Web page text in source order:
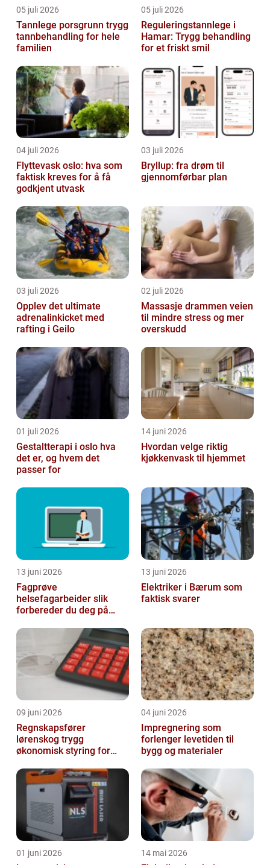
05 juli 2026
Tannlege porsgrunn trygg
tannbehandling for hele
familien
05 juli 2026
Reguleringstannlege i
Hamar: Trygg behandling
for et friskt smil
04 juli 2026
Flyttevask oslo: hva som
faktisk kreves for å få
godkjent utvask
03 juli 2026
Bryllup: fra drøm til
gjennomførbar plan
03 juli 2026
Opplev det ultimate
adrenalinkicket med
rafting i Geilo
02 juli 2026
Massasje drammen veien
til mindre stress og mer
overskudd
01 juli 2026
Gestaltterapi i oslo hva
det er, og hvem det
passer for
14 juni 2026
Hvordan velge riktig
kjøkkenvask til hjemmet
13 juni 2026
Fagprøve
helsefagarbeider slik
forbereder du deg på
13 juni 2026
Elektriker i Bærum som
faktisk svarer
09 juni 2026
Regnskapsfører
lørenskog trygg
økonomisk styring for
bedrifter
04 juni 2026
Impregnering som
forlenger levetiden til
bygg og materialer
01 juni 2026 14 mai 2026